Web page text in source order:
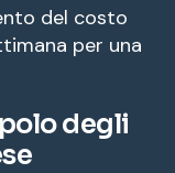
del costo
per una
degli